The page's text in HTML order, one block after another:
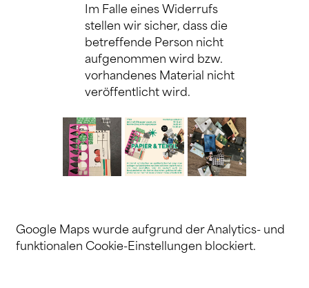
Im Falle eines Widerrufs
stellen wir sicher, dass die
betreffende Person nicht
aufgenommen wird bzw.
vorhandenes Material nicht
veröffentlicht wird.
Google Maps wurde aufgrund der Analytics- und
funktionalen Cookie-Einstellungen blockiert.